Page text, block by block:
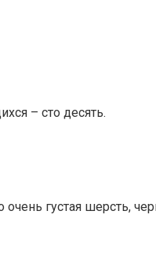
– сто десять.
густая шерсть,